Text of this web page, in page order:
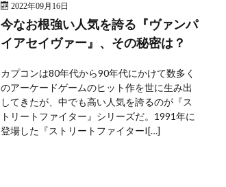
2022年09月16日
今なお根強い人気を誇る『ヴァンパ
イアセイヴァー』、その秘密は？
カプコンは80年代から90年代にかけて数多く
のアーケードゲームのヒット作を世に生み出
してきたが、中でも高い人気を誇るのが『ス
トリートファイター』シリーズだ。1991年に
登場した『ストリートファイターI[…]